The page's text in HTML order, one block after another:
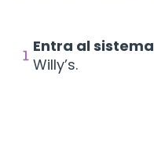
Entra al sistema
Willy’s.